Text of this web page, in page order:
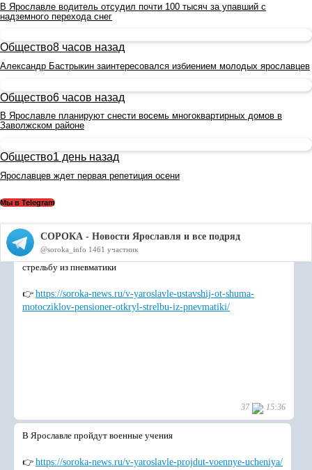
В Ярославле водитель отсудил почти 100 тысяч за упавший с
надземного перехода снег
Общество8 часов назад
Александр Бастрыкин заинтересовался избиением молодых ярославцев
Общество6 часов назад
В Ярославле планируют снести восемь многоквартирных домов в
Заволжском районе
Общество1 день назад
Ярославцев ждет первая репетиция осени
Мы в Telegram